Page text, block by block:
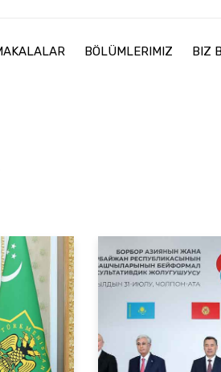
BÖLÜMLERIMIZ BIZ